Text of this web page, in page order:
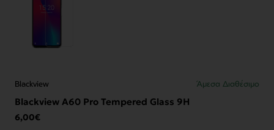
Blackview Άμεσα Διαθέσιμο
Blackview A60 Pro Tempered Glass 9H
6,00€